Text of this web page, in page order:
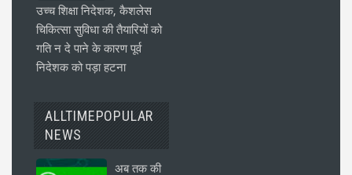
उच्च शिक्षा निदेशक, कैशलेस
चिकित्सा सुविधा की तैयारियों को
गति न दे पाने के कारण पूर्व
निदेशक को पड़ा हटना
ALLTIMEPOPULAR
NEWS
अब तक की